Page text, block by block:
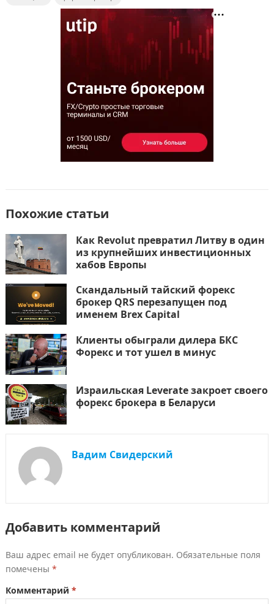
o
а
в
и
т
ь
Похожие статьи
Как Revolut превратил Литву в один
из крупнейших инвестиционных
хабов Европы
Скандальный тайский форекс
брокер QRS перезапущен под
именем Brex Capital
Клиенты обыграли дилера БКС
Форекс и тот ушел в минус
Израильская Leverate закроет своего
форекс брокера в Беларуси
Вадим Свидерский
Добавить комментарий
Ваш адрес email не будет опубликован. Обязательные поля
помечены *
Комментарий *